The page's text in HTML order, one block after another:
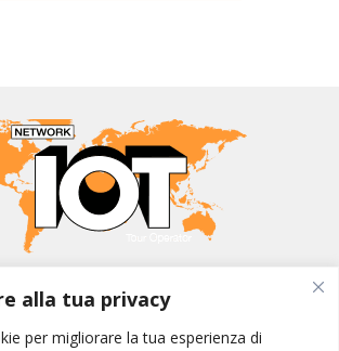
alla tua privacy
per migliorare la tua esperienza di
Corporate
Contatti